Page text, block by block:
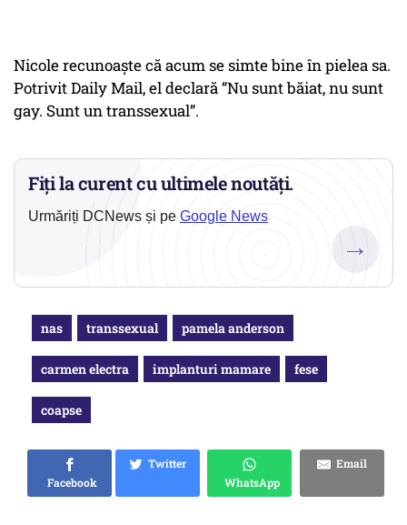
Nicole recunoaşte că acum se simte bine în pielea sa.
Potrivit Daily Mail, el declară “Nu sunt băiat, nu sunt
gay. Sunt un transsexual”.
Fiți la curent cu ultimele noutăți.
Urmăriți DCNews și pe Google News
→
nas transsexual pamela anderson
carmen electra implanturi mamare fese
coapse
Facebook
Twitter
WhatsApp
Email